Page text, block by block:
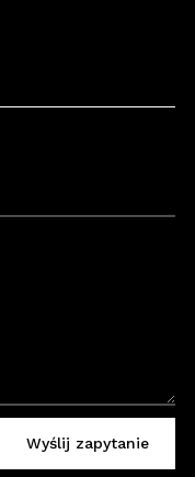
Wyślij zapytanie